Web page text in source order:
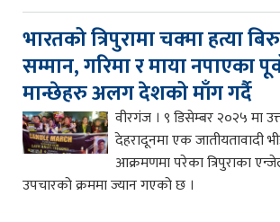
भारतको त्रिपुरामा चक्मा हत्या
सम्मान, गरिमा र माया नपाएका
मान्छेहरु अलग देशको माँग गर्दै
वीरगंज । ९ डिसेम्बर २०२५ मा
देहरादूनमा एक जातीयतावादी
आक्रमणमा परेका त्रिपुराका
उपचारको क्रममा ज्यान गएको छ ।